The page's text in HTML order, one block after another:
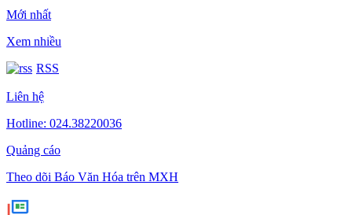
Mới nhất
Xem nhiều
RSS
Liên hệ
Hotline: 024.38220036
Quảng cáo
Theo dõi Báo Văn Hóa trên MXH